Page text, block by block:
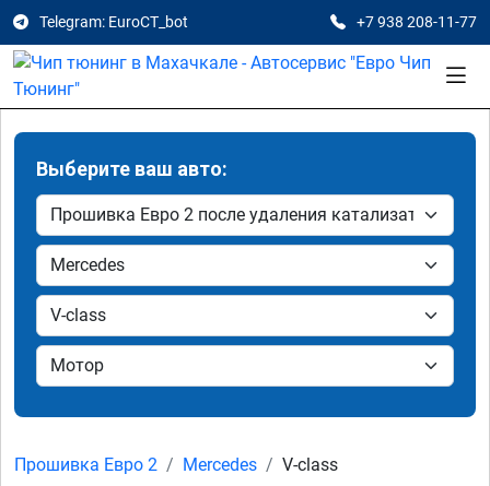
Telegram: EuroCT_bot +7 938 208-11-77
Выберите ваш авто:
Прошивка Евро 2 Mercedes V-class